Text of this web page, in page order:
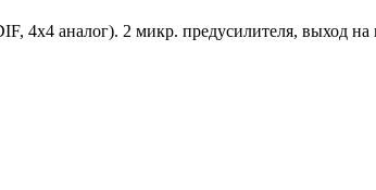
4x4 аналог). 2 микр. предусилителя, выход